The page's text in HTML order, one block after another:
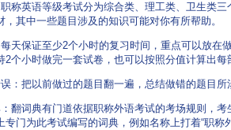
英语等级考试分为综合类、理工类、卫生类三
其中一些题目涉及的知识可能对你有所帮助。
保证至少2个小时的复习时间，重点可以放在
2个小时做完一套试卷，也可以按照分值计算出
把以前做过的题目翻一遍，总结做错的题目所
词典有门道依据职称外语考试的考场规则，考
专门为此考试编写的词典，例如名称上打着“职称